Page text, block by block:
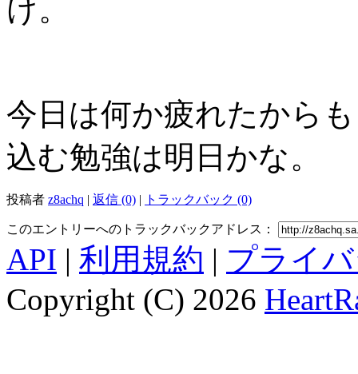
け。
今日は何か疲れたから
込む勉強は明日かな。
投稿者 z8achq | 返信 (0) | トラックバック (0)
このエントリーへのトラックバックアドレス：
API | 利用規約 | プライ
Copyright (C) 2026